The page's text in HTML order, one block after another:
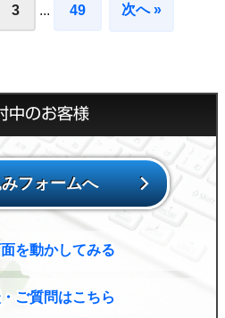
3 ... 49 次へ »
中のお客様
フォームへ
を動かしてみる
ご質問はこちら